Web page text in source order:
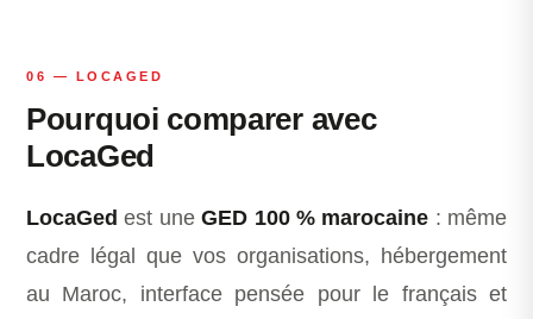
06 — LOCAGED
Pourquoi comparer avec
LocaGed
LocaGed est uneGED 100 % marocaine : même
cadre légal que vos organisations, hébergement
au Maroc, interface pensée pour le français et